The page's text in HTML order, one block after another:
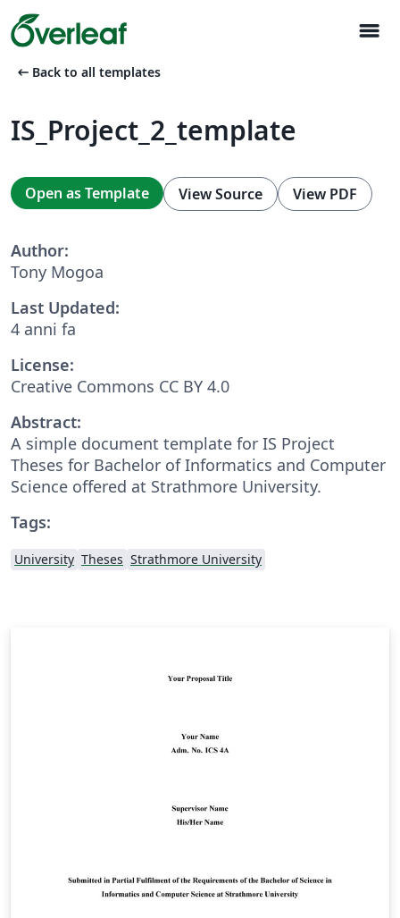
menu
arrow_left_alt Back to all templates
IS_Project_2_template
Open as Template View Source View PDF
Author:
Tony Mogoa
Last Updated:
4 anni fa
License:
Creative Commons CC BY 4.0
Abstract:
A simple document template for IS Project
Theses for Bachelor of Informatics and Computer
Science offered at Strathmore University.
Tags:
University Theses Strathmore University